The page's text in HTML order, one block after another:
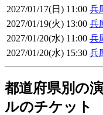
2027/01/17(日) 11:00 兵
2027/01/19(火) 13:00 兵
2027/01/20(水) 11:00 兵
2027/01/20(水) 15:30 兵
都道府県別の
ルのチケット